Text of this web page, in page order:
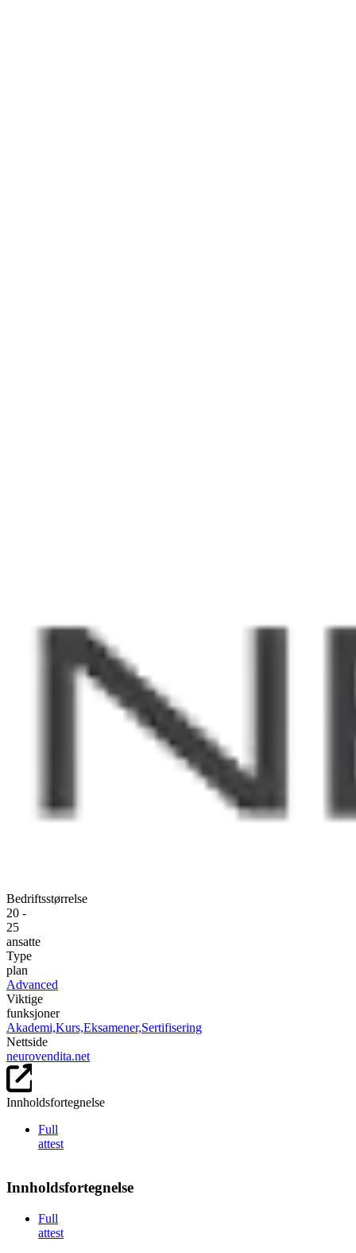
Bedriftsstørrelse
20 -
25
ansatte
Type
plan
Advanced
Viktige
funksjoner
Akademi,Kurs,Eksamener,Sertifisering
Nettside
neurovendita.net
Innholdsfortegnelse
Full
attest
Innholdsfortegnelse
Full
attest